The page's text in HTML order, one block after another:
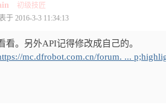
初级技匠
于 2016-3-3 11:34:13
看。另外API记得修改成自己的。
mc.dfrobot.com.cn/forum. ...